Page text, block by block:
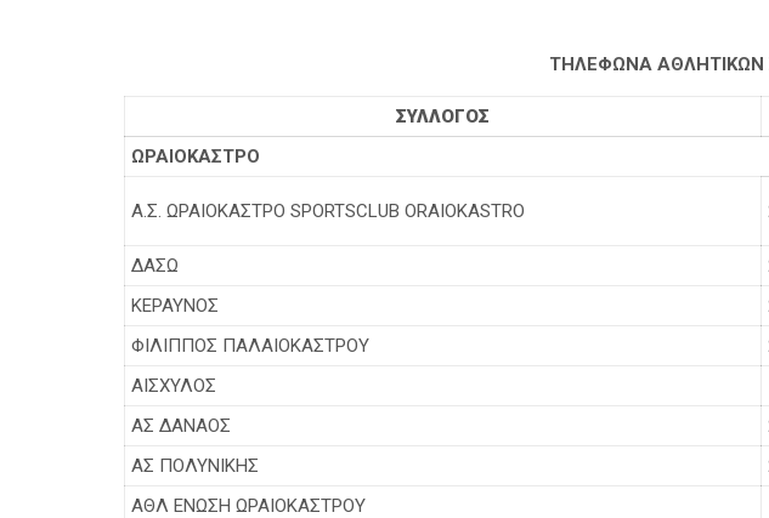
ΤΗΛΕΦΩΝΑ
ΣΥΛΛΟΓΟΣ
ΩΡΑΙΟΚΑΣΤΡΟ
Α.Σ. ΩΡΑΙΟΚΑΣΤΡΟ SPORTSCLUB ORAIOKASTRO
ΔΑΣΩ
ΚΕΡΑΥΝΟΣ
ΦΙΛΙΠΠΟΣ ΠΑΛΑΙΟΚΑΣΤΡΟΥ
ΑΙΣΧΥΛΟΣ
ΑΣ ΔΑΝΑΟΣ
ΑΣ ΠΟΛΥΝΙΚΗΣ
ΑΘΛ ΕΝΩΣΗ ΩΡΑΙΟΚΑΣΤΡΟΥ